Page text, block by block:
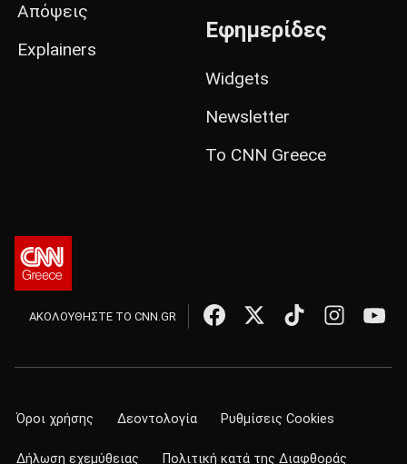
Απόψεις
Explainers
Εφημερίδες
Widgets
Newsletter
Το CNN Greece
ΑΚΟΛΟΥΘΗΣΤΕ ΤΟ CNN.GR
Όροι χρήσης Δεοντολογία Ρυθμίσεις Cookies
Δήλωση εχεμύθειας Πολιτική κατά της Διαφθοράς